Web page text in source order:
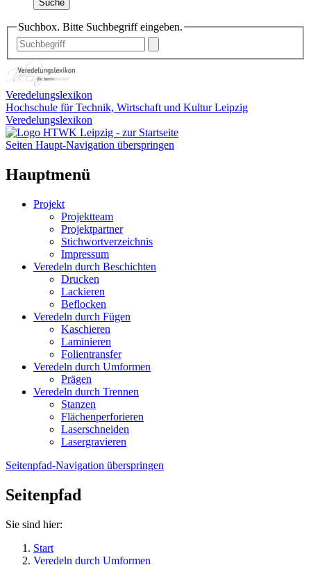
Suche
Suchbox. Bitte Suchbegriff eingeben.
Veredelungslexikon
Hochschule für Technik, Wirtschaft und Kultur Leipzig
Veredelungslexikon
Seiten Haupt-Navigation überspringen
Hauptmenü
Projekt
Projektteam
Projektpartner
Stichwortverzeichnis
Impressum
Veredeln durch Beschichten
Drucken
Lackieren
Beflocken
Veredeln durch Fügen
Kaschieren
Laminieren
Folientransfer
Veredeln durch Umformen
Prägen
Veredeln durch Trennen
Stanzen
Flächenperforieren
Laserschneiden
Lasergravieren
Seitenpfad-Navigation überspringen
Seitenpfad
Sie sind hier:
Start
Veredeln durch Umformen